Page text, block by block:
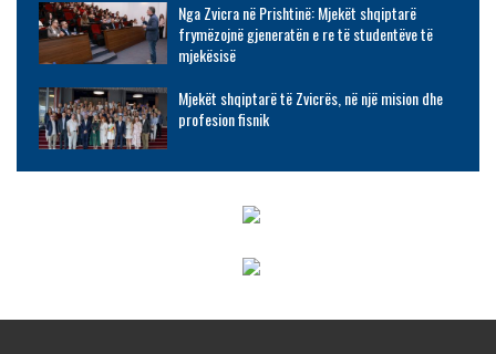
Nga Zvicra në Prishtinë: Mjekët shqiptarë
frymëzojnë gjeneratën e re të studentëve të
mjekësisë
Mjekët shqiptarë të Zvicrës, në një mision dhe
profesion fisnik